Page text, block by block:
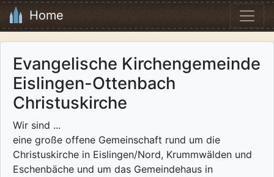
Home
Evangelische Kirchengemeinde
Eislingen-Ottenbach
Christuskirche
Wir sind ...
eine große offene Gemeinschaft rund um die
Christuskirche in Eislingen/Nord, Krummwälden und
Eschenbäche und um das Gemeindehaus in